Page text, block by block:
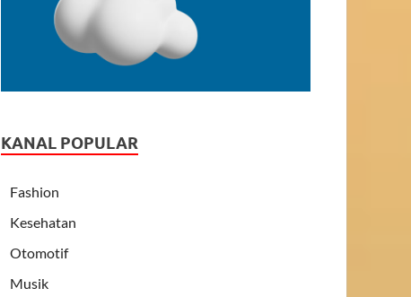
KANAL POPULAR
Fashion
Kesehatan
Otomotif
Musik